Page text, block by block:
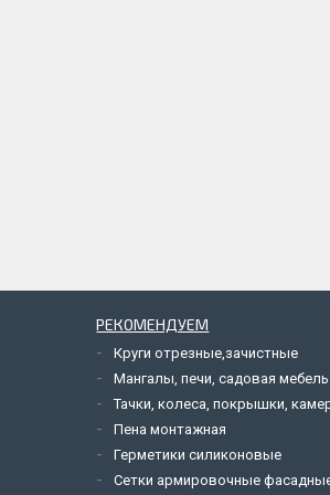
РЕКОМЕНДУЕМ
Круги отрезные,зачистные
Мангалы, печи, садовая мебель
Тачки, колеса, покрышки,
Пена монтажная
Герметики силиконовые
Сетки армировочные